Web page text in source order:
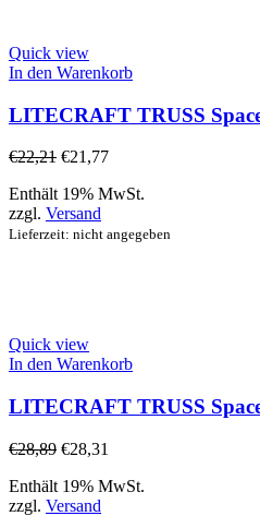
Quick view
In den Warenkorb
LITECRAFT TRUSS
€22,21 €21,77
Enthält 19% MwSt.
zzgl. Versand
Lieferzeit: nicht angegeben
Quick view
In den Warenkorb
LITECRAFT TRUSS
€28,89 €28,31
Enthält 19% MwSt.
zzgl. Versand